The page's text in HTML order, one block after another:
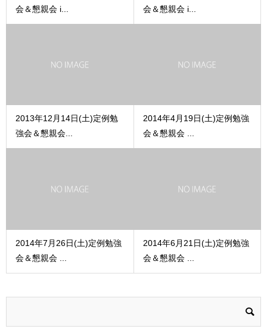
会＆懇親会 i...
会＆懇親会 i...
2013年12月14日(土)定例勉
強会＆懇親会...
2014年4月19日(土)定例勉強
会＆懇親会 ...
2014年7月26日(土)定例勉強
会＆懇親会 ...
2014年6月21日(土)定例勉強
会＆懇親会 ...